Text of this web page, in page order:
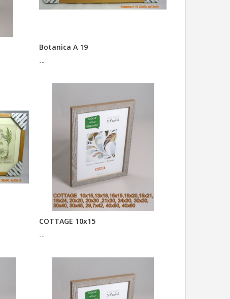
Botanica A 19
--
COTTAGE 10x15
--